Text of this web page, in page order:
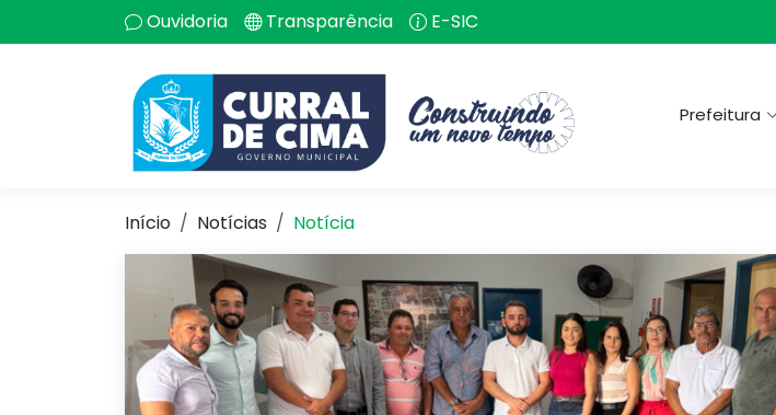
Ouvidoria Transparência E-SIC
Prefeitura
Início Notícias Notícia